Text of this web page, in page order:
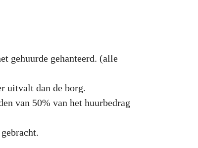
gehuurde gehanteerd. (alle
uitvalt dan de borg.
van 50% van het huurbedrag